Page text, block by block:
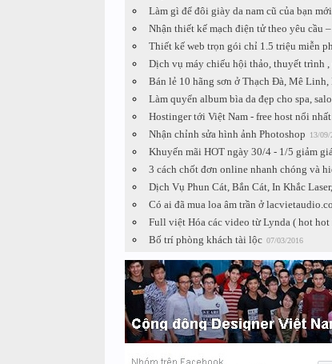
Làm gì để đôi giày da nam cũ của bạn
Nhận thiết kế mạch điện tử theo yêu cầu
Thiết kế web trọn gói chỉ 1.5 triệu miễn
Dịch vụ máy chiếu hội thảo, thuyết trình ,
Bán lẻ 10 hãng sơn ở Thạch Đà, Mê
Làm quyển album bìa da đẹp cho spa,
Hostinger tới Việt Nam - free host nổi
Nhận chỉnh sửa hình ảnh Photoshop 13/09/
Khuyến mãi HOT ngày 30/4 - 1/5 giảm
3 cách chốt đơn online nhanh chóng và
Dịch Vụ Phun Cát, Bắn Cát, In Khắc
Có ai đã mua loa âm trần ở
Full việt Hóa các video từ Lynda ( hot hot
Bố trí phòng khách tài lộc 07/03/2016